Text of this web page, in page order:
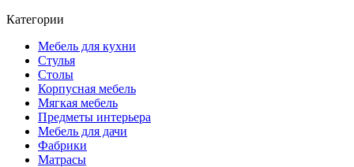
Категории
Мебель для кухни
Стулья
Столы
Корпусная мебель
Мягкая мебель
Предметы интерьера
Мебель для дачи
Фабрики
Матраcы